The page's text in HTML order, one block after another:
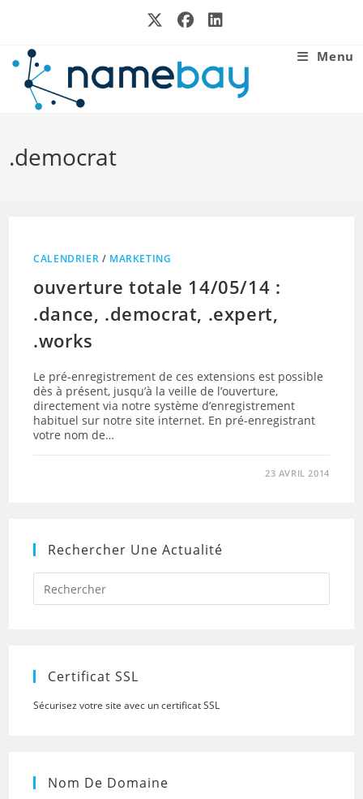
Menu
.democrat
CALENDRIER / MARKETING
ouverture totale 14/05/14 :
.dance, .democrat, .expert,
.works
Le pré-enregistrement de ces extensions est possible
dès à présent, jusqu’à la veille de l’ouverture,
directement via notre système d’enregistrement
habituel sur notre site internet. En pré-enregistrant
votre nom de…
23 AVRIL 2014
Rechercher Une Actualité
Press
to
Certificat SSL
Sécurisez votre site avec un certificat SSL
Nom De Domaine